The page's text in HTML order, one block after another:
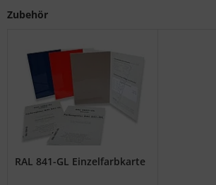
Zubehör
RAL 841-GL Einzelfarbkarte